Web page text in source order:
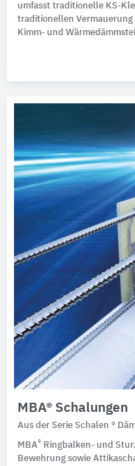
umfasst traditionelle KS-
traditionellen Vermauerung
Kimm- und
MBA® Schalungen
Aus der Serie Schalen °
MBA® Ringbalken- und
Bewehrung sowie